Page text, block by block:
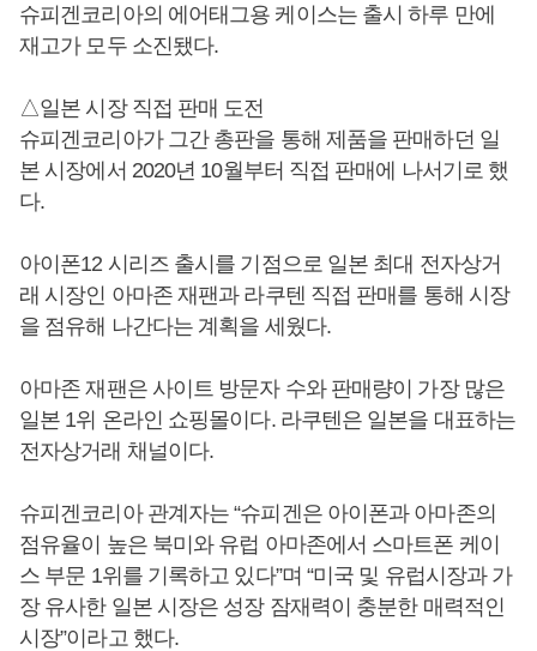
슈피겐코리아의 에어태그용 케이스는 출시 하루 만에
재고가 모두 소진됐다.
△일본 시장 직접 판매 도전
슈피겐코리아가 그간 총판을 통해 제품을 판매하던 일
본 시장에서 2020년 10월부터 직접 판매에 나서기로 했
다.
아이폰12 시리즈 출시를 기점으로 일본 최대 전자상거
래 시장인 아마존 재팬과 라쿠텐 직접 판매를 통해 시장
을 점유해 나간다는 계획을 세웠다.
아마존 재팬은 사이트 방문자 수와 판매량이 가장 많은
일본 1위 온라인 쇼핑몰이다. 라쿠텐은 일본을 대표하는
전자상거래 채널이다.
슈피겐코리아 관계자는 “슈피겐은 아이폰과 아마존의
점유율이 높은 북미와 유럽 아마존에서 스마트폰 케이
스 부문 1위를 기록하고 있다”며 “미국 및 유럽시장과 가
장 유사한 일본 시장은 성장 잠재력이 충분한 매력적인
시장”이라고 했다.